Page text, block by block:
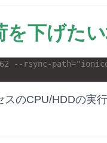
を下げた
--rsync-path="ionice
スのCPU/HDDの実